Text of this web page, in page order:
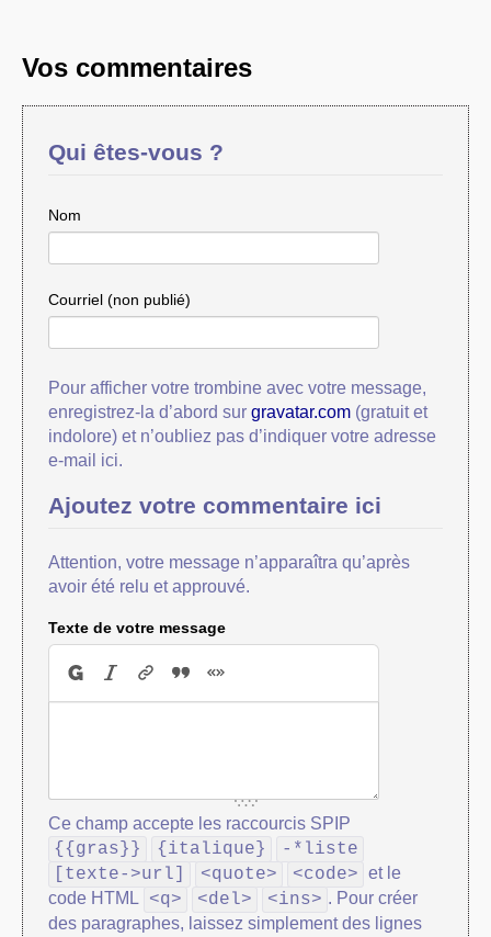
Vos commentaires
Qui êtes-vous ?
Nom
Courriel (non publié)
Pour afficher votre trombine avec votre message,
enregistrez-la d’abord sur gravatar.com(gratuit et
indolore) et n’oubliez pas d’indiquer votre adresse
e-mail ici.
Ajoutez votre commentaire ici
Attention, votre message n’apparaîtra qu’après
avoir été relu et approuvé.
Texte de votre message
Ce champ accepte les raccourcis SPIP
{{gras}} {italique}
-*liste
[texte->url]
<quote> <code> et le
code HTML
<q> <del> <ins> . Pour créer
des paragraphes, laissez simplement des lignes